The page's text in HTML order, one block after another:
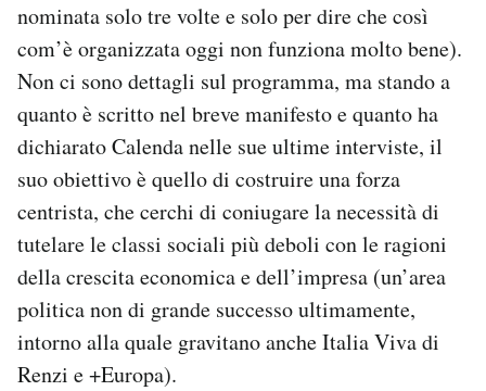
nominata solo tre volte e solo per dire che così
com’è organizzata oggi non funziona molto bene).
Non ci sono dettagli sul programma, ma stando a
quanto è scritto nel breve manifesto e quanto ha
dichiarato Calenda nelle sue ultime interviste, il
suo obiettivo è quello di costruire una forza
centrista, che cerchi di coniugare la necessità di
tutelare le classi sociali più deboli con le ragioni
della crescita economica e dell’impresa (un’area
politica non di grande successo ultimamente,
intorno alla quale gravitano anche Italia Viva di
Renzi e +Europa).